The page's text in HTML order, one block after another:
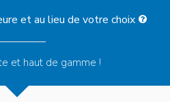
et au lieu de votre choix
et haut de gamme !